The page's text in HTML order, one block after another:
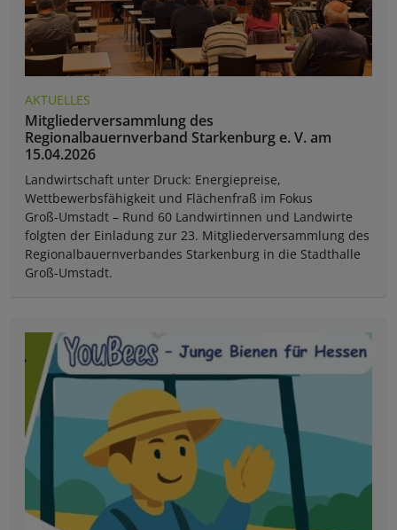
AKTUELLES
Mitgliederversammlung des
Regionalbauernverband Starkenburg e. V. am
15.04.2026
Landwirtschaft unter Druck: Energiepreise,
Wettbewerbsfähigkeit und Flächenfraß im Fokus
Groß-Umstadt – Rund 60 Landwirtinnen und Landwirte
folgten der Einladung zur 23. Mitgliederversammlung des
Regionalbauernverbandes Starkenburg in die Stadthalle
Groß-Umstadt.